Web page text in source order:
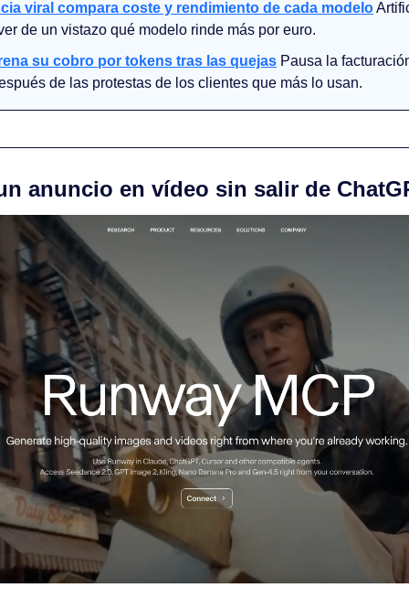
viral compara coste y rendimiento de cada modelo
de un vistazo qué modelo rinde más por euro.
su cobro por tokens tras las quejas Pausa la
de las protestas de los clientes que más lo usan.
anuncio en vídeo sin salir de